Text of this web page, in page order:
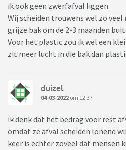
ik ook geen zwerfafval liggen.
Wij scheiden trouwens wel zo
grijze bak om de 2-3 maanden
Voor het plastic zou ik wel een
zit meer lucht in die bak dan
duizel
04-03-2022 om 12:37
ik denk dat het bedrag voor rest
omdat ze afval scheiden lonend
keer is echter zoveel dat mensen